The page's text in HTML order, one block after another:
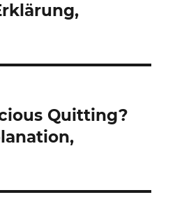
Quitting?